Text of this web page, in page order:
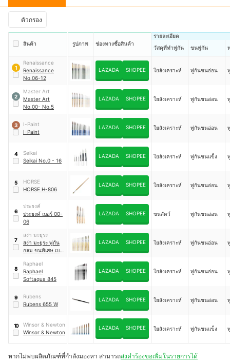
ตัวกรอง
สินค้า รูปภาพ ช่องทางซื้อสินค้า
รายละเอียด
วัสดุที่ทำพู่กัน
ขนพู่กัน
1
Renaissance
Renaissance
No.06-12
LAZADA SHOPEE ใยสังเคราะห์ พู่กันขนอ่อน
2
Master Art
Master Art
No.00- No.5
LAZADA SHOPEE ใยสังเคราะห์ พู่กันขนอ่อน
3
I-Paint
I-Paint
LAZADA SHOPEE ใยสังเคราะห์ พู่กันขนอ่อน
4
Seikai
Seikai No.0 - 16
LAZADA SHOPEE ใยสังเคราะห์ พู่กันขนแข็ง
5
HORSE
HORSE H-806
LAZADA SHOPEE ใยสังเคราะห์ พู่กันขนอ่อน
6
ประยงค์
ประยงค์ เบอร์ 00-
06
LAZADA SHOPEE ขนสัตว์ พู่กันขนอ่อน
7
สง่า มะยุระ
สง่า มะยุระ พู่กัน
กลม ขนพิเศษ เบอร์
LAZADA SHOPEE ใยสังเคราะห์ พู่กันขนอ่อน
8
Raphael
Raphael
Softaqua 845
LAZADA SHOPEE ใยสังเคราะห์ พู่กันขนอ่อน
9
Rubens
Rubens 655 W
LAZADA SHOPEE ใยสังเคราะห์ พู่กันขนอ่อน
10
Winsor & Newton
Winsor & Newton
LAZADA SHOPEE ใยสังเคราะห์ พู่กันขนแข็ง
หากไม่พบผลิตภัณฑ์ที่กำลังมองหา สามารถส่งคำร้องขอเพิ่มในรายการได้